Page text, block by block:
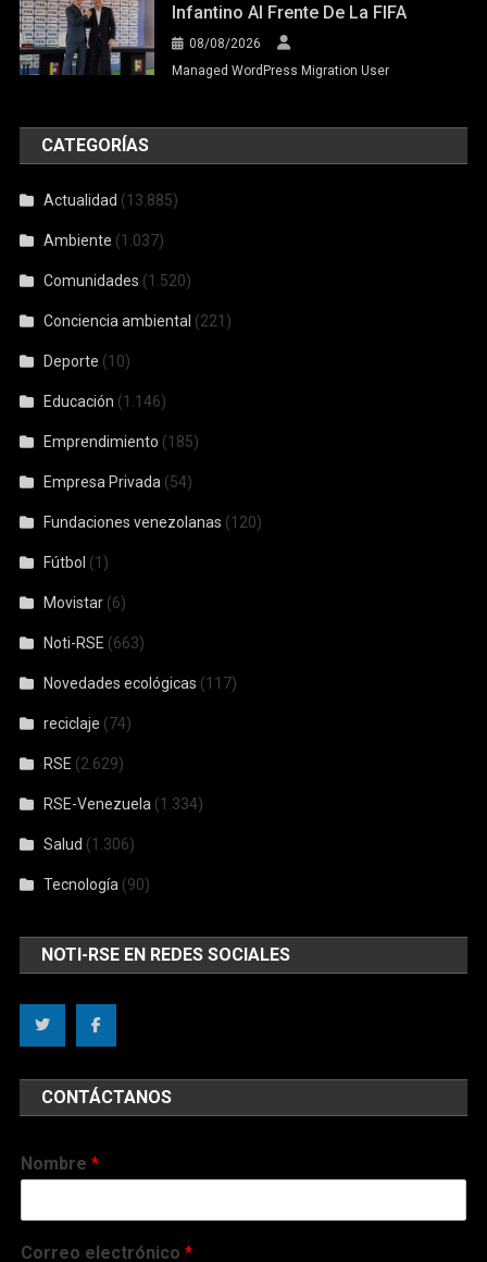
Infantino Al Frente De La FIFA
08/08/2026
Managed WordPress Migration User
CATEGORÍAS
Actualidad (13.885)
Ambiente (1.037)
Comunidades (1.520)
Conciencia ambiental (221)
Deporte (10)
Educación (1.146)
Emprendimiento (185)
Empresa Privada (54)
Fundaciones venezolanas (120)
Fútbol (1)
Movistar (6)
Noti-RSE (663)
Novedades ecológicas (117)
reciclaje (74)
RSE (2.629)
RSE-Venezuela (1.334)
Salud (1.306)
Tecnología (90)
NOTI-RSE EN REDES SOCIALES
CONTÁCTANOS
Nombre*
Correo electrónico*